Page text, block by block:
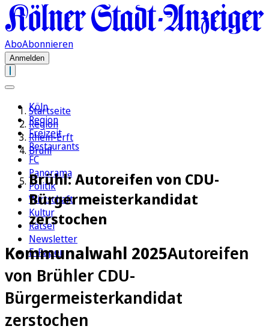
AboAbonnieren
Anmelden
Köln
Region
Freizeit
Restaurants
FC
Panorama
Politik
Wirtschaft
Kultur
Rätsel
Newsletter
E-Paper
Startseite
Region
Rhein-Erft
Brühl
Brühl: Autoreifen von CDU-
Bürgermeisterkandidat
zerstochen
Kommunalwahl 2025Autoreifen
von Brühler CDU-
Bürgermeisterkandidat
zerstochen